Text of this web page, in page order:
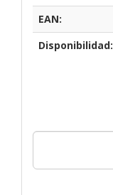
EAN:
Disponibilidad: